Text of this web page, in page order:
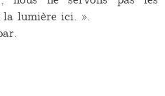
lumière ici. ».